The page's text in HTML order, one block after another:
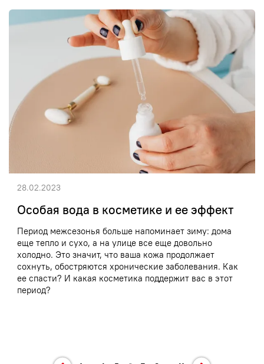
Особая вода в косметике и ее эффект
Период межсезонья больше напоминает зиму: дома
еще тепло и сухо, а на улице все еще довольно
холодно. Это значит, что ваша кожа продолжает
сохнуть, обостряются хронические заболевания. Как
ее спасти? И какая косметика поддержит вас в этот
период?
28.02.2023